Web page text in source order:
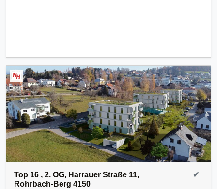
Top 16 , 2. OG, Harrauer Straße 11,
Rohrbach-Berg 4150
✔